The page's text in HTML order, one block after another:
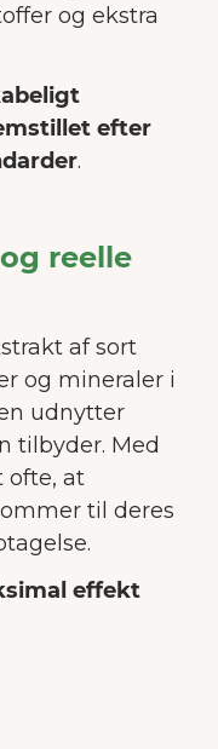
og ekstra
efter
.
reelle
af sort
og mineraler i
udnytter
tilbyder. Med
ofte, at
til deres
effekt
på vores
os med at
Mere om